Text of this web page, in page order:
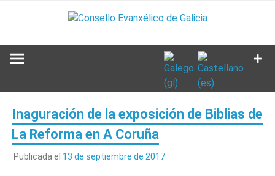
Inaguración de la exposición de Biblias de
La Reforma en A Coruña
Publicada el 13 de septiembre de 2017